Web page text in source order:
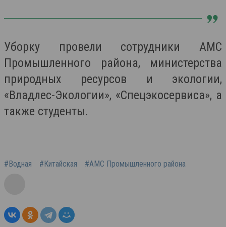
Уборку провели сотрудники АМС
Промышленного района, министерства
природных ресурсов и экологии,
«Владлес-Экологии», «Спецэкосервиса», а
также студенты.
#Водная #Китайская #АМС Промышленного района